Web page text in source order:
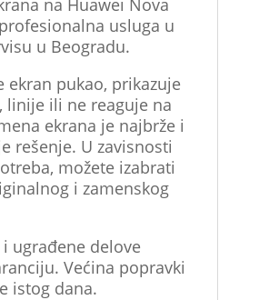
usluga u
u Beogradu.
ekran pukao, prikazuje
linije ili ne reaguje na
ekrana je najbrže i
rešenje. U zavisnosti
možete izabrati
i zamenskog
ugrađene delove
Većina popravki
istog dana.